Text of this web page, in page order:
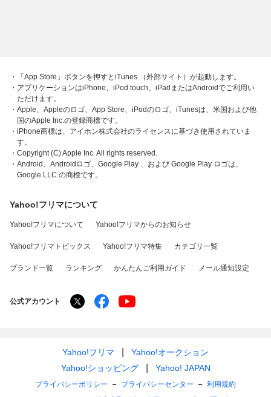
・「App Store」ボタンを押すとiTunes （外部サイト）が起動します。
・アプリケーションはiPhone、iPod touch、iPadまたはAndroidでご利用い
ただけます。
・Apple、Appleのロゴ、App Store、iPodのロゴ、iTunesは、米国および他
国のApple Inc.の登録商標です。
・iPhone商標は、アイホン株式会社のライセンスに基づき使用されていま
す。
・Copyright (C) Apple Inc. All rights reserved.
・Android、Androidロゴ、Google Play 、および Google Play ロゴは、
Google LLC の商標です。
Yahoo!フリマについて
Yahoo!フリマについて Yahoo!フリマからのお知らせ
Yahoo!フリマトピックス Yahoo!フリマ特集 カテゴリ一覧
ブランド一覧 ランキング かんたんご利用ガイド メール通知設定
公式アカウント
Yahoo!フリマ
Yahoo!オークション
Yahoo!ショッピング
Yahoo! JAPAN
プライバシーポリシー プライバシーセンター
利用規約